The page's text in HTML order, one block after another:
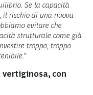
Se la capacità
il rischio di una nuova
evitare che
strutturale come già
troppo, troppo
con